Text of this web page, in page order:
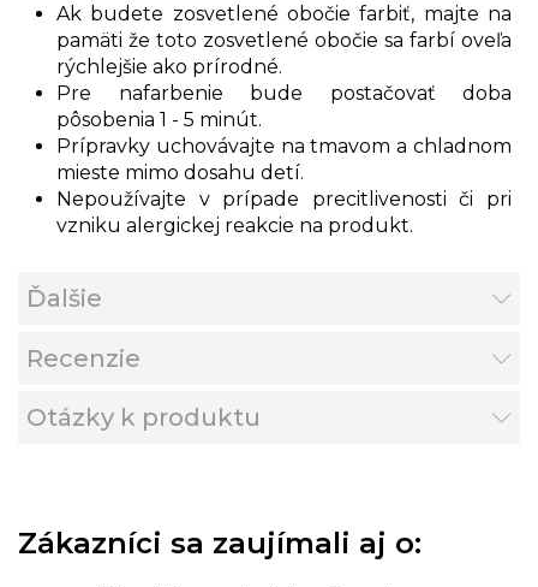
Ak budete zosvetlené obočie farbiť, majte na
pamäti že toto zosvetlené obočie sa farbí oveľa
rýchlejšie ako prírodné.
Pre nafarbenie bude postačovať doba
pôsobenia 1 - 5 minút.
Prípravky uchovávajte na tmavom a chladnom
mieste mimo dosahu detí.
Nepoužívajte v prípade precitlivenosti či pri
vzniku alergickej reakcie na produkt.
Ďalšie
Recenzie
Otázky k produktu
Zákazníci sa zaujímali aj o: